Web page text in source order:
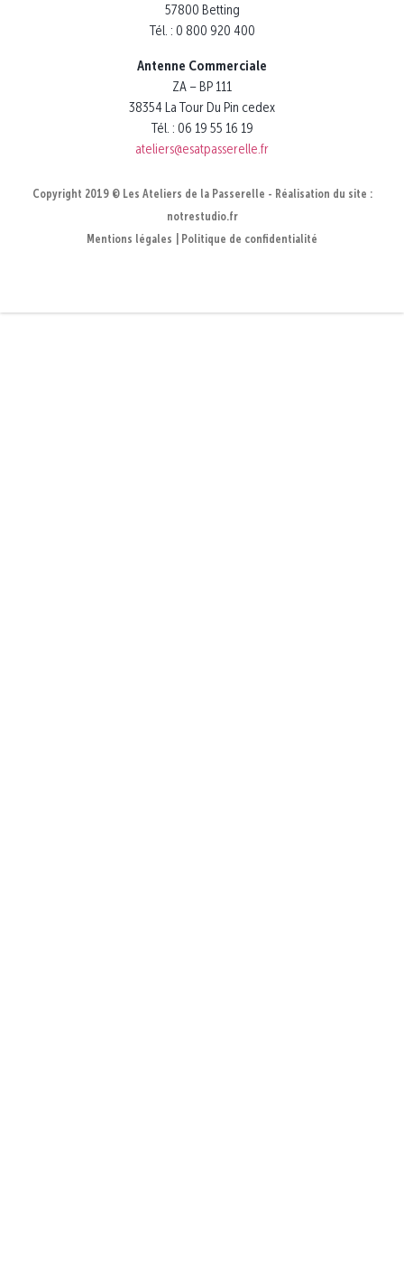
57800 Betting
Tél. : 0 800 920 400
Antenne Commerciale
ZA – BP 111
38354 La Tour Du Pin cedex
Tél. : 06 19 55 16 19
ateliers@esatpasserelle.fr
Copyright 2019 © Les Ateliers de la Passerelle - Réalisation du site :
notrestudio.fr
Mentions légales
Politique de confidentialité